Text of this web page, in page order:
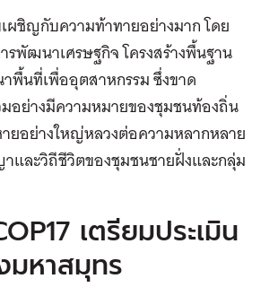
ผชิญกับความท้าทายอย่างมาก โดย
รพัฒนาเศรษฐกิจ โครงสร้างพื้นฐาน
นที่เพื่ออุตสาหกรรม ซึ่งขาด
อย่างมีความหมายของชุมชนท้องถิ่น
ยอย่างใหญ่หลวงต่อความหลากหลาย
ละวิถีชีวิตของชุมชนชายฝั่งและกลุ่ม
เตรียมประเมิน
หาสมุทร